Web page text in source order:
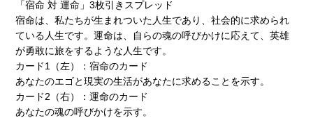
「宿命 対 運命」3枚引きスプレッド
宿命は、私たちが生まれついた人生であり、社会的に求められ
ている人生です。運命は、自らの魂の呼びかけに応えて、英雄
が勇敢に旅をするような人生です。
カード1（左）：宿命のカード
あなたのエゴと現実の生活があなたに求めることを示す。
カード2（右）：運命のカード
あなたの魂の呼びかけを示す。